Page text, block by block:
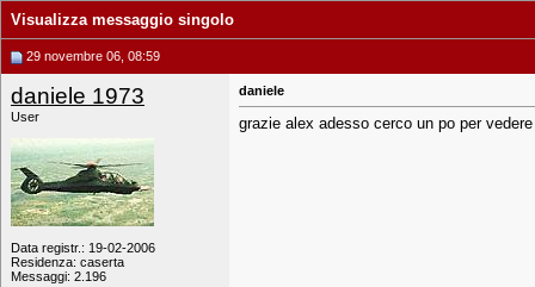
Visualizza messaggio singolo
29 novembre 06, 08:59
daniele 1973
User
Data registr.: 19-02-2006
Residenza: caserta
Messaggi: 2.196
daniele
grazie alex adesso cerco un po per